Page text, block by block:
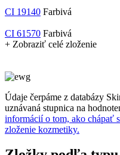
CI 19140 Farbivá
CI 61570 Farbivá
+ Zobraziť celé zloženie
Údaje čerpáme z databázy
uznávaná stupnica na
informácií o tom, ako chápať
zloženie kozmetiky.